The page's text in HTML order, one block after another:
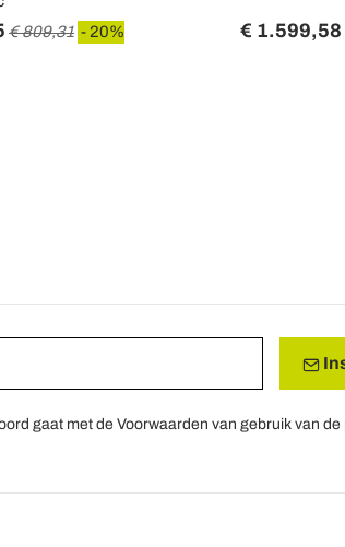
€ 809,31 - 20% € 1.599,58
gaat met de Voorwaarden van gebruik van de